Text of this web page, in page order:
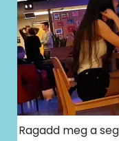
Ragadd meg a